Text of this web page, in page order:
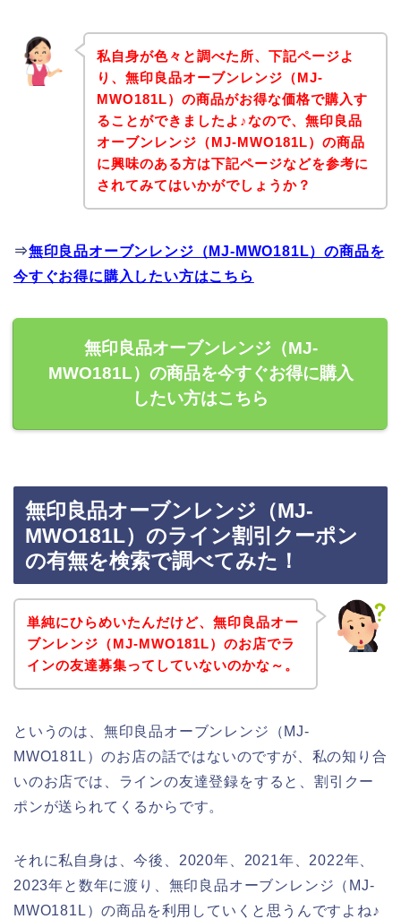
私自身が色々と調べた所、下記ページよ
り、無印良品オーブンレンジ（MJ‐
MWO181L）の商品がお得な価格で購入す
ることができましたよ♪なので、無印良品
オーブンレンジ（MJ‐MWO181L）の商品
に興味のある方は下記ページなどを参考に
されてみてはいかがでしょうか？
⇒無印良品オーブンレンジ（MJ‐MWO181L）の商品を
今すぐお得に購入したい方はこちら
無印良品オーブンレンジ（MJ‐
MWO181L）の商品を今すぐお得に購入
したい方はこちら
無印良品オーブンレンジ（MJ‐
MWO181L）のライン割引クーポン
の有無を検索で調べてみた！
単純にひらめいたんだけど、無印良品オー
ブンレンジ（MJ‐MWO181L）のお店でラ
インの友達募集ってしていないのかな～。
というのは、無印良品オーブンレンジ（MJ‐
MWO181L）のお店の話ではないのですが、私の知り合
いのお店では、ラインの友達登録をすると、割引クー
ポンが送られてくるからです。
それに私自身は、今後、2020年、2021年、2022年、
2023年と数年に渡り、無印良品オーブンレンジ（MJ‐
MWO181L）の商品を利用していくと思うんですよね♪